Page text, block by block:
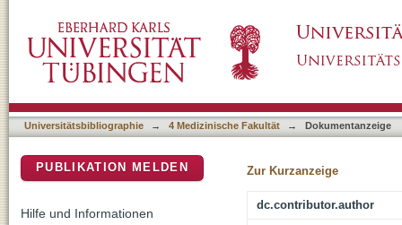
Universitätsbibliographie → 4 Medizinische Fakultät → Dokumentanzeige
Zur Kurzanzeige
dc.contributor.author
PUBLIKATION MELDEN
Hilfe und Informationen